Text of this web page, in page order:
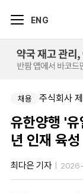
ENG
채용
유한양행 '
년 인재 육성
최다은 기자